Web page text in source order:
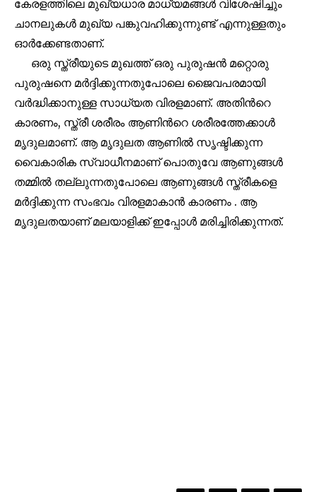
കേരളത്തിലെ മുഖ്യധാര മാധ്യമങ്ങൾ വിശേഷിച്ചും
ചാനലുകൾ മുഖ്യ പങ്കുവഹിക്കുന്നുണ്ട് എന്നുള്ളതും
ഓർക്കേണ്ടതാണ്.
ഒരു സ്ത്രീയുടെ മുഖത്ത് ഒരു പുരുഷൻ മറ്റൊരു
പുരുഷനെ മർദ്ദിക്കുന്നതുപോലെ ജൈവപരമായി
വർദ്ധിക്കാനുള്ള സാധ്യത വിരളമാണ്. അതിൻറെ
കാരണം, സ്ത്രീ ശരീരം ആണിൻറെ ശരീരത്തേക്കാൾ
മൃദുലമാണ്. ആ മൃദുലത ആണിൽ സൃഷ്ടിക്കുന്ന
വൈകാരിക സ്വാധീനമാണ് പൊതുവേ ആണുങ്ങൾ
തമ്മിൽ തല്ലുന്നതുപോലെ ആണുങ്ങൾ സ്ത്രീകളെ
മർദ്ദിക്കുന്ന സംഭവം വിരളമാകാൻ കാരണം . ആ
മൃദുലതയാണ് മലയാളിക്ക് ഇപ്പോൾ മരിച്ചിരിക്കുന്നത്.